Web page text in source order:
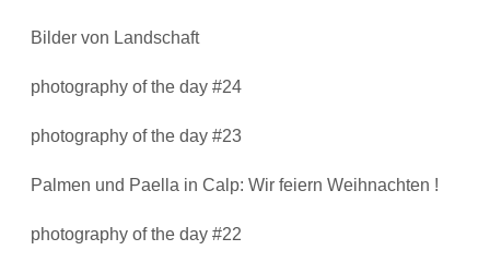
Bilder von Landschaft
photography of the day #24
photography of the day #23
Palmen und Paella in Calp: Wir feiern Weihnachten !
photography of the day #22